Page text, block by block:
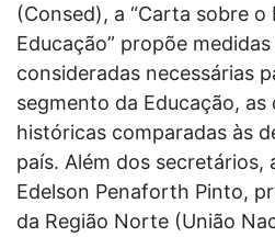
(Consed), a “Carta sobre
Educação” propõe
consideradas necessárias
segmento da Educação, as
históricas comparadas às
país. Além dos secretários,
Edelson Penaforth Pinto,
da Região Norte (União